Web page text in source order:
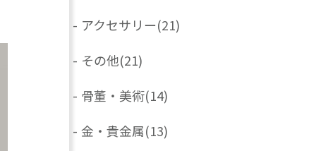
- アクセサリー(21)
- その他(21)
- 骨董・美術(14)
- 金・貴金属(13)